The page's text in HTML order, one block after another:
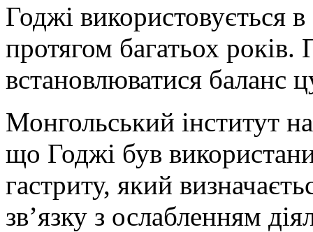
Годжі використовується
протягом багатьох
встановлюватися баланс
Монгольський інститут
що Годжі був
гастриту, який
зв’язку з ослабленням